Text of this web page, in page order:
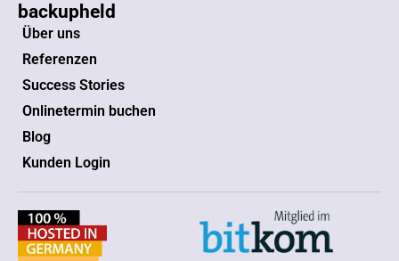
backupheld
Über uns
Referenzen
Success Stories
Onlinetermin buchen
Blog
Kunden Login